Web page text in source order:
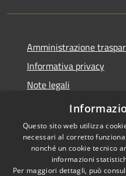
Amministrazione
Informativa privacy
Note legali
Dichiarazione di
Questo sito web utilizza
necessari al corretto
nonché un cookie tecnico
informazioni
Per maggiori dettagli, può